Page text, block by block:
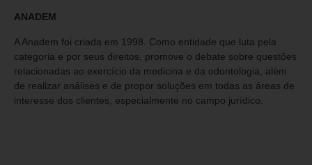
ANADEM
A Anadem foi criada em 1998. Como entidade que luta pela
categoria e por seus direitos, promove o debate sobre questões
relacionadas ao exercício da medicina e da odontologia, além
de realizar análises e de propor soluções em todas as áreas de
interesse dos clientes, especialmente no campo jurídico.